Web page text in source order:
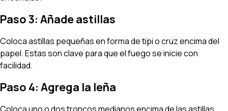
Paso 3: Añade astillas
Coloca astillas pequeñas en forma de tipi o cruz encima del
papel. Estas son clave para que el fuego se inicie con
facilidad.
Paso 4: Agrega la leña